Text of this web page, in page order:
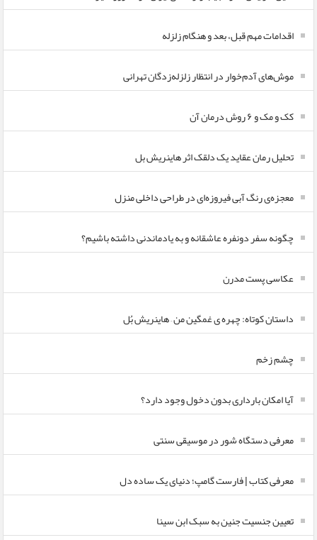
اقدامات مهم قبل، بعد و هنگام زلزله
موش‌های آدم‌خوار در انتظار زلزله‌زدگان تهرانی
کک و مک و ۶ روش درمان آن
تحلیل رمان عقاید یک دلقک اثر هاینریش بل
معجزه‌ی رنگ آبی فیروزه‌ای در طراحی داخلی منزل
چگونه سفر دونفره عاشقانه و به یادماندنی داشته باشیم؟
عکاسی پست مدرن
داستان کوتاه: چهره ی غمگین من – هاینریش بُل
چشم زخم
آیا امکان بارداری بدون دخول وجود دارد؟
معرفی دستگاه شور در موسیقی سنتی
معرفی کتاب | فارست گامپ؛ دنیای یک ساده دل
تعیین جنسیت جنین به سبک ابن سینا